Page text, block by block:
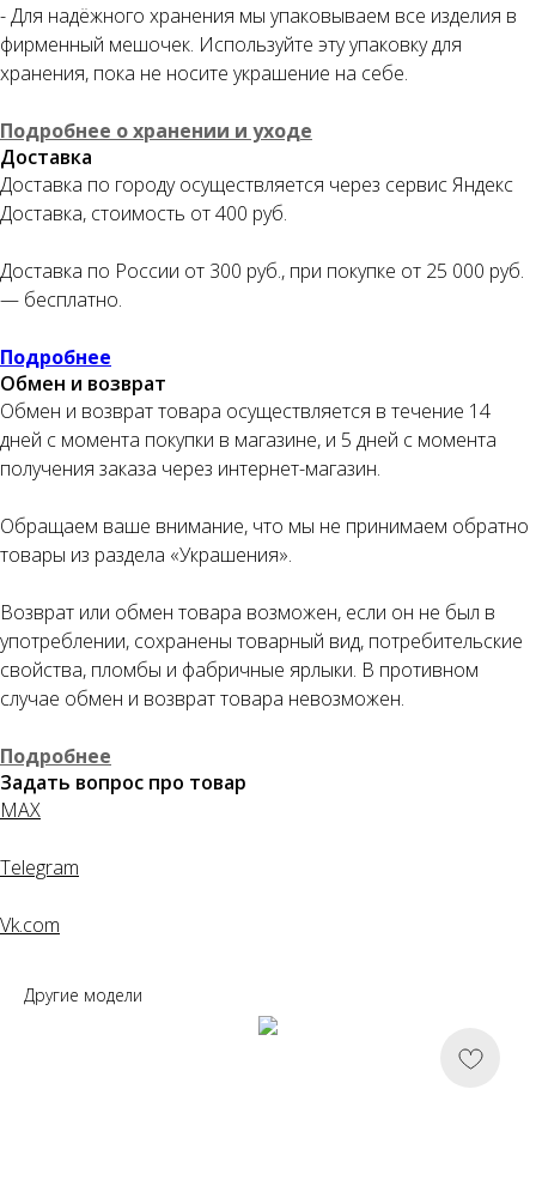
- Для надёжного хранения мы упаковываем все изделия в
фирменный мешочек. Используйте эту упаковку для
хранения, пока не носите украшение на себе.
Подробнее о хранении и уходе
Доставка
Доставка по городу осуществляется через сервис Яндекс
Доставка, стоимость от 400 руб.
Доставка по России от 300 руб., при покупке от 25 000 руб.
— бесплатно.
Подробнее
Обмен и возврат
Обмен и возврат товара осуществляется в течение 14
дней с момента покупки в магазине, и 5 дней с момента
получения заказа через интернет-магазин.
Обращаем ваше внимание, что мы не принимаем обратно
товары из раздела «Украшения».
Возврат или обмен товара возможен, если он не был в
употреблении, сохранены товарный вид, потребительские
свойства, пломбы и фабричные ярлыки. В противном
случае обмен и возврат товара невозможен.
Подробнее
Задать вопрос про товар
MAX
Telegram
Vk.com
Другие модели
Оплата частями
Оплатите сегодня 25% стоимости покупки
картой любого банка, остальное — тремя
платежами раз в две недели.
Оплата
25%
Через
25%
Через
25% 25%
Без комиссий и переплат
Как обычная оплата картой